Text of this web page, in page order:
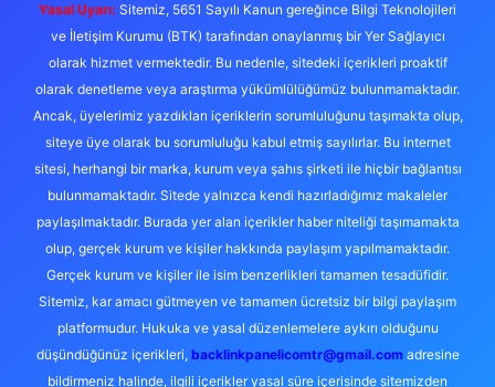
Yasal Uyarı: Sitemiz, 5651 Sayılı Kanun gereğince Bilgi Teknolojileri
ve İletişim Kurumu (BTK) tarafından onaylanmış bir Yer Sağlayıcı
olarak hizmet vermektedir. Bu nedenle, sitedeki içerikleri proaktif
olarak denetleme veya araştırma yükümlülüğümüz bulunmamaktadır.
Ancak, üyelerimiz yazdıkları içeriklerin sorumluluğunu taşımakta olup,
siteye üye olarak bu sorumluluğu kabul etmiş sayılırlar. Bu internet
sitesi, herhangi bir marka, kurum veya şahıs şirketi ile hiçbir bağlantısı
bulunmamaktadır. Sitede yalnızca kendi hazırladığımız makaleler
paylaşılmaktadır. Burada yer alan içerikler haber niteliği taşımamakta
olup, gerçek kurum ve kişiler hakkında paylaşım yapılmamaktadır.
Gerçek kurum ve kişiler ile isim benzerlikleri tamamen tesadüfidir.
Sitemiz, kar amacı gütmeyen ve tamamen ücretsiz bir bilgi paylaşım
platformudur. Hukuka ve yasal düzenlemelere aykırı olduğunu
düşündüğünüz içerikleri, backlinkpanelicomtr@gmail.comadresine
bildirmeniz halinde, ilgili içerikler yasal süre içerisinde sitemizden